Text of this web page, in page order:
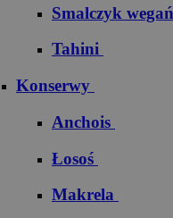
Smalczyk
Tahini
Konserwy
Anchois
Łosoś
Makrela